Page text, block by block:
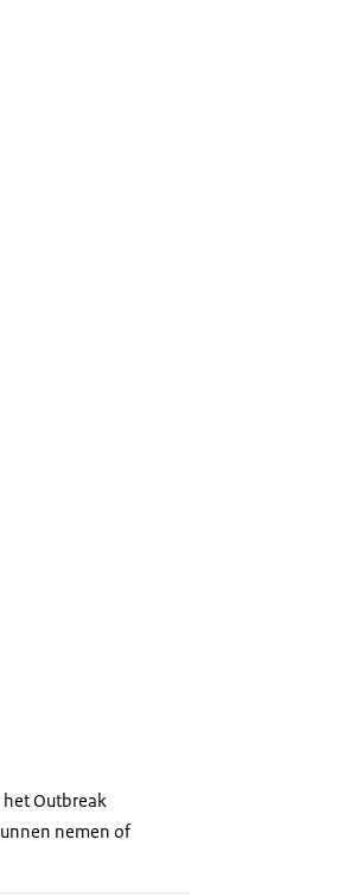
het Outbreak
nemen of